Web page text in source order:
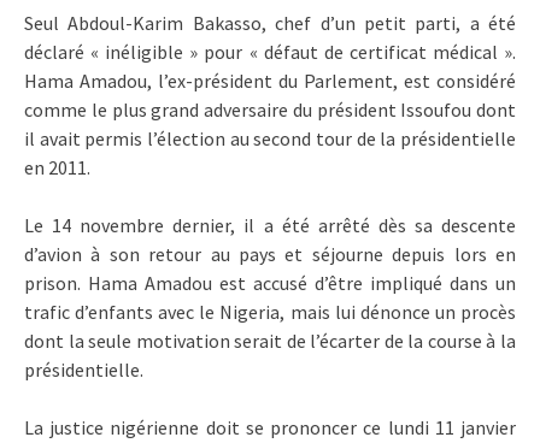
Seul Abdoul-Karim Bakasso, chef d’un petit parti, a été
déclaré « inéligible » pour « défaut de certificat médical ».
Hama Amadou, l’ex-président du Parlement, est considéré
comme le plus grand adversaire du président Issoufou dont
il avait permis l’élection au second tour de la présidentielle
en 2011.
Le 14 novembre dernier, il a été arrêté dès sa descente
d’avion à son retour au pays et séjourne depuis lors en
prison. Hama Amadou est accusé d’être impliqué dans un
trafic d’enfants avec le Nigeria, mais lui dénonce un procès
dont la seule motivation serait de l’écarter de la course à la
présidentielle.
La justice nigérienne doit se prononcer ce lundi 11 janvier